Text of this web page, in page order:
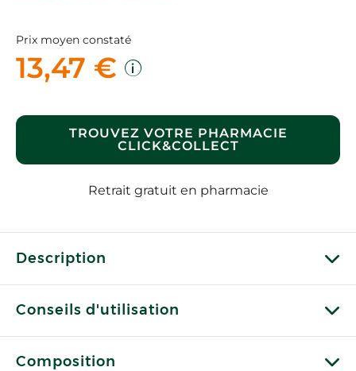
Prix moyen constaté
13,47 €
TROUVEZ VOTRE PHARMACIE
CLICK&COLLECT
Retrait gratuit en pharmacie
Description
Conseils d'utilisation
Composition